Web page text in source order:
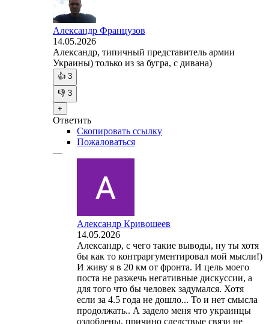
Александр Французов
14.05.2026
Александр, типичный представитель армии
Украины) только из за бугра, с дивана)
👍 3
👎 3
+
Ответить
Скопировать ссылку
Пожаловаться
—
Александр Кривошеев
14.05.2026
Александр, с чего такие выводы, ну ты хотя
бы как то контраргументировал мой мысли!)
И живу я в 20 км от фронта. И цель моего
поста не разжечь негативные дискуссии, а
для того что бы человек задумался. Хотя
если за 4.5 года не дошло... То и нет смысла
продолжать.. А задело меня что украинцы
озлоблены, причино следствые связи не